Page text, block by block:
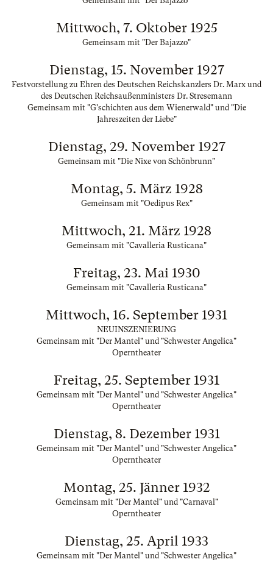
Mittwoch, 7. Oktober 1925
Gemeinsam mit "Der Bajazzo"
Dienstag, 15. November 1927
Festvorstellung zu Ehren des Deutschen Reichskanzlers Dr. Marx und
des Deutschen Reichsaußenministers Dr. Stresemann
Gemeinsam mit "G'schichten aus dem Wienerwald" und "Die
Jahreszeiten der Liebe"
Dienstag, 29. November 1927
Gemeinsam mit "Die Nixe von Schönbrunn"
Montag, 5. März 1928
Gemeinsam mit "Oedipus Rex"
Mittwoch, 21. März 1928
Gemeinsam mit "Cavalleria Rusticana"
Freitag, 23. Mai 1930
Gemeinsam mit "Cavalleria Rusticana"
Mittwoch, 16. September 1931
NEUINSZENIERUNG
Gemeinsam mit "Der Mantel" und "Schwester Angelica"
Operntheater
Freitag, 25. September 1931
Gemeinsam mit "Der Mantel" und "Schwester Angelica"
Operntheater
Dienstag, 8. Dezember 1931
Gemeinsam mit "Der Mantel" und "Schwester Angelica"
Operntheater
Montag, 25. Jänner 1932
Gemeinsam mit "Der Mantel" und "Carnaval"
Operntheater
Dienstag, 25. April 1933
Gemeinsam mit "Der Mantel" und "Schwester Angelica"